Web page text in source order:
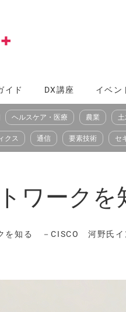
イド DX講座 イベン
ヘルスケア・医療 農業
クス 通信 要素技術 セ
ワーク
を知る －CISCO 河野氏イ